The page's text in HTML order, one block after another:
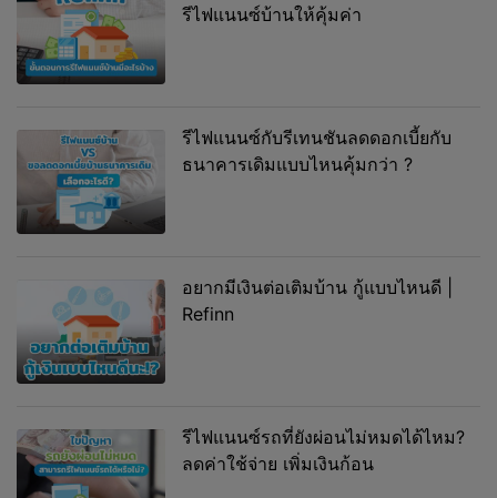
รีไฟแนนซ์บ้านให้คุ้มค่า
รีไฟแนนซ์กับรีเทนชันลดดอกเบี้ยกับ
ธนาคารเดิมแบบไหนคุ้มกว่า ?
อยากมีเงินต่อเติมบ้าน กู้แบบไหนดี |
Refinn
รีไฟแนนซ์รถที่ยังผ่อนไม่หมดได้ไหม?
ลดค่าใช้จ่าย เพิ่มเงินก้อน